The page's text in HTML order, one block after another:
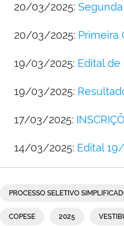
20/03/2025:
20/03/2025: Primeira
19/03/2025: Edital de
19/03/2025:
17/03/2025:
14/03/2025: Edital
PROCESSO SELETIVO
COPESE 2025